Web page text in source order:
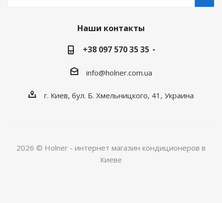
Наши контакты
+38 097 570 35 35
info@holner.com.ua
г. Киев, бул. Б. Хмельницкого, 41, Украина
2026 © Holner - интернет магазин кондиционеров в
Киеве